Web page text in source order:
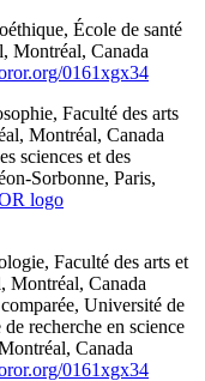
École de santé
Montréal, Canada
ror.org/0161xgx34
Faculté des arts
Montréal, Canada
sciences et des
Sorbonne, Paris,
Faculté des arts et
Montréal, Canada
Université de
recherche en science
Canada
ror.org/0161xgx34